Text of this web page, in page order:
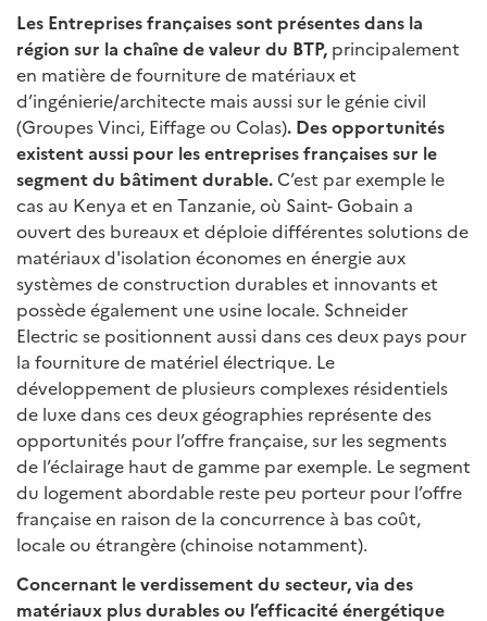
Les Entreprises françaises sont présentes dans la
région sur la chaîne de valeur du BTP, principalement
en matière de fourniture de matériaux et
d’ingénierie/architecte mais aussi sur le génie civil
(Groupes Vinci, Eiffage ou Colas). Des opportunités
existent aussi pour les entreprises françaises sur le
segment du bâtiment durable. C’est par exemple le
cas au Kenya et en Tanzanie, où Saint- Gobain a
ouvert des bureaux et déploie différentes solutions de
matériaux d'isolation économes en énergie aux
systèmes de construction durables et innovants et
possède également une usine locale. Schneider
Electric se positionnent aussi dans ces deux pays pour
la fourniture de matériel électrique. Le
développement de plusieurs complexes résidentiels
de luxe dans ces deux géographies représente des
opportunités pour l’offre française, sur les segments
de l’éclairage haut de gamme par exemple. Le segment
du logement abordable reste peu porteur pour l’offre
française en raison de la concurrence à bas coût,
locale ou étrangère (chinoise notamment).
Concernant le verdissement du secteur, via des
matériaux plus durables ou l’efficacité énergétique